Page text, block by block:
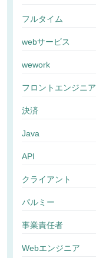
フルタイム
webサービス
wework
フロントエンジニア
決済
Java
API
クライアント
パルミー
事業責任者
Webエンジニア